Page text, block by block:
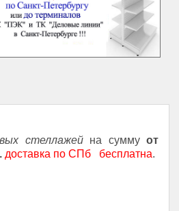
стеллажейна сумму от
доставка по СПб бесплатна.